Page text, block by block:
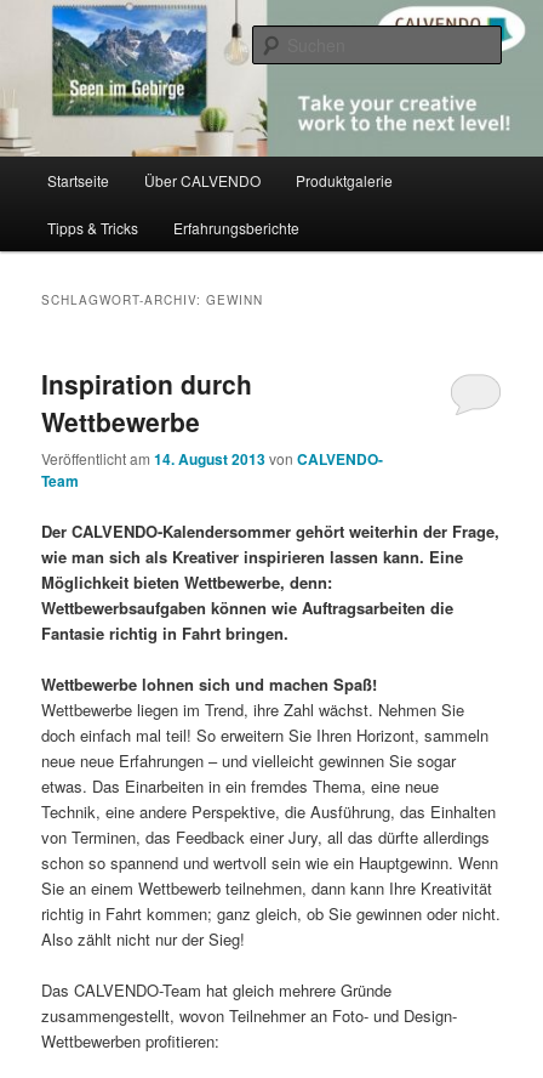
primären
springen
sekundären
springenCALVENDO
share creativity
Startseite Über CALVENDO Produktgalerie
Tipps & Tricks Erfahrungsberichte
SCHLAGWORT-ARCHIV:GEWINN
Inspiration durch
Wettbewerbe
Veröffentlicht am14. August 2013vonCALVENDO-
Team
Der CALVENDO-Kalendersommer gehört weiterhin der Frage,
wie man sich als Kreativer inspirieren lassen kann. Eine
Möglichkeit bieten Wettbewerbe, denn:
Wettbewerbsaufgaben können wie Auftragsarbeiten die
Fantasie richtig in Fahrt bringen.
Wettbewerbe lohnen sich und machen Spaß!
Wettbewerbe liegen im Trend, ihre Zahl wächst. Nehmen Sie
doch einfach mal teil! So erweitern Sie Ihren Horizont, sammeln
neue neue Erfahrungen – und vielleicht gewinnen Sie sogar
etwas. Das Einarbeiten in ein fremdes Thema, eine neue
Technik, eine andere Perspektive, die Ausführung, das Einhalten
von Terminen, das Feedback einer Jury, all das dürfte allerdings
schon so spannend und wertvoll sein wie ein Hauptgewinn. Wenn
Sie an einem Wettbewerb teilnehmen, dann kann Ihre Kreativität
richtig in Fahrt kommen; ganz gleich, ob Sie gewinnen oder nicht.
Also zählt nicht nur der Sieg!
Das CALVENDO-Team hat gleich mehrere Gründe
zusammengestellt, wovon Teilnehmer an Foto- und Design-
Wettbewerben profitieren: